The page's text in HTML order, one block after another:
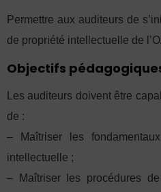
Permettre aux auditeurs de
de propriété intellectuelle de
Objectifs
Les auditeurs doivent être
de :
– Maîtriser les
intellectuelle ;
– Maîtriser les procédures